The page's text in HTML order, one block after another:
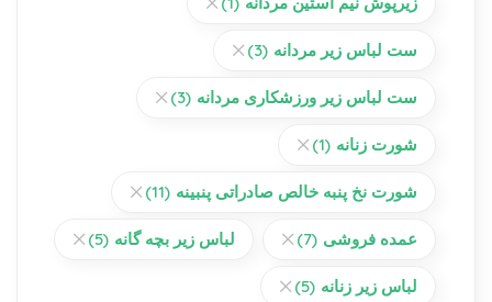
ست لباس زیر مردانه (3)
ست لباس زیر ورزشکاری مردانه (3)
شورت زنانه (1)
شورت نخ پنبه خالص صادراتی پنبینه (11)
عمده فروشی (7) لباس زیر بچه گانه (5)
لباس زیر زنانه (5)